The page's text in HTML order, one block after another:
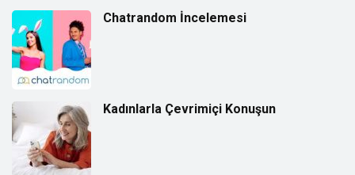
Chatrandom İncelemesi
Kadınlarla Çevrimiçi Konuşun